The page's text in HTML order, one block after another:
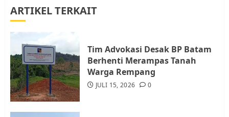
ARTIKEL TERKAIT
Tim Advokasi Desak BP Batam
Berhenti Merampas Tanah
Warga Rempang
JULI 15, 2026 0
4
Warga Rempang Ajukan
Resahkan Warga
JULI 17, 2026 0